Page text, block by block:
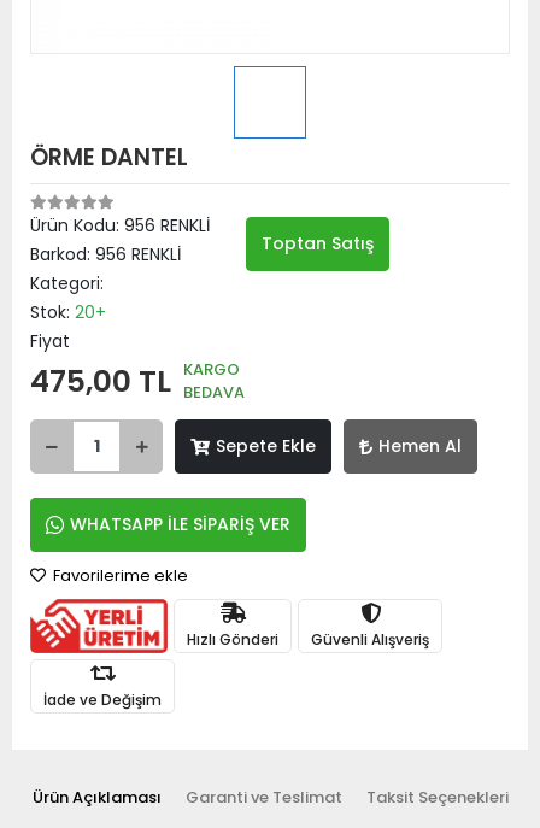
ÖRME DANTEL
Ürün Kodu: 956 RENKLİ
Barkod: 956 RENKLİ
Kategori:
Stok: 20+
Fiyat
475,00 TL KARGO
BEDAVA
Sepete Ekle Hemen Al
WHATSAPP İLE SİPARİŞ VER
Toptan Satış
Favorilerime ekle
Hızlı Gönderi Güvenli Alışveriş
İade ve Değişim
Ürün Açıklaması Garanti ve Teslimat Taksit Seçenekleri